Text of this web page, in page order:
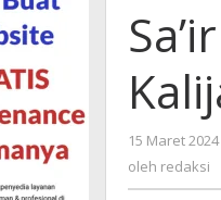
15 Maret 2024
oleh redaksi